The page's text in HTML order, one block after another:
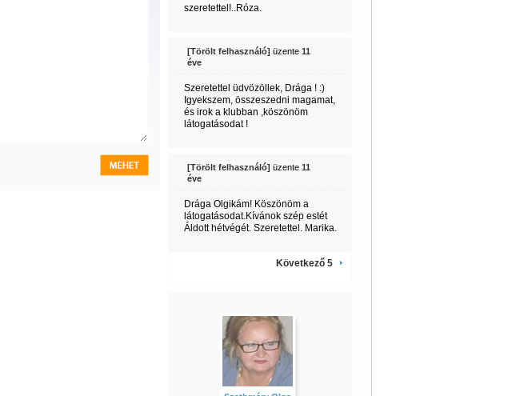
szeretettel!..Róza.
[Törölt felhasználó] üzente 11
éve
Szeretettel üdvözöllek, Drága ! :)
Igyekszem, összeszedni magamat,
és irok a klubban ,köszönöm
látogatásodat !
[Törölt felhasználó] üzente 11
éve
Drága Olgikám! Köszönöm a
látogatásodat.Kívánok szép estét
Áldott hétvégét. Szeretettel. Marika.
Következő 5